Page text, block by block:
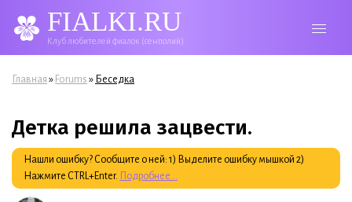
FIALKI.RU
Клуб любителей фиалок (сенполий)
Вы здесь
Главная » Forums » Беседка
Детка решила зацвести.
Нашли ошибку? Сообщите о ней: 1) Выделите ошибку мышкой 2)
Нажмите CTRL+Enter. Подробнее...